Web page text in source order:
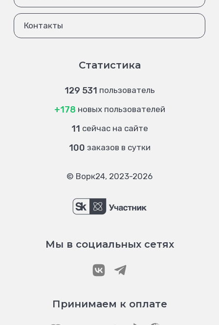
Контакты
Статистика
129 531 пользователь
+178 новых пользователей
11 сейчас на сайте
100 заказов в сутки
© Ворк24, 2023-2026
Мы в социальных сетях
Принимаем к оплате